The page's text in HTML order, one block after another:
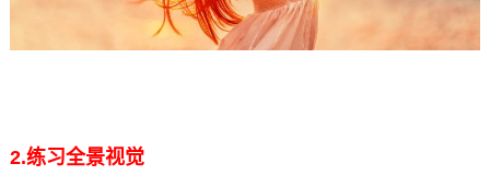
2.练习全景视觉